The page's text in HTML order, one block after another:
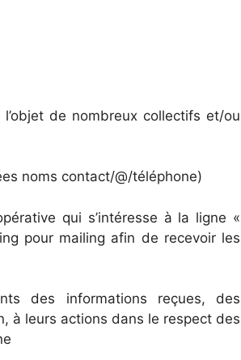
de nombreux collectifs et/ou
noms contact/@/téléphone)
qui s’intéresse à la ligne «
pour mailing afin de recevoir les
des informations reçues, des
à leurs actions dans le respect des